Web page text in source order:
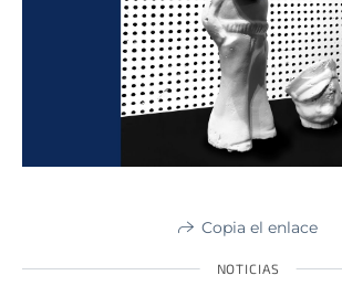
Copia el enlace
NOTICIAS